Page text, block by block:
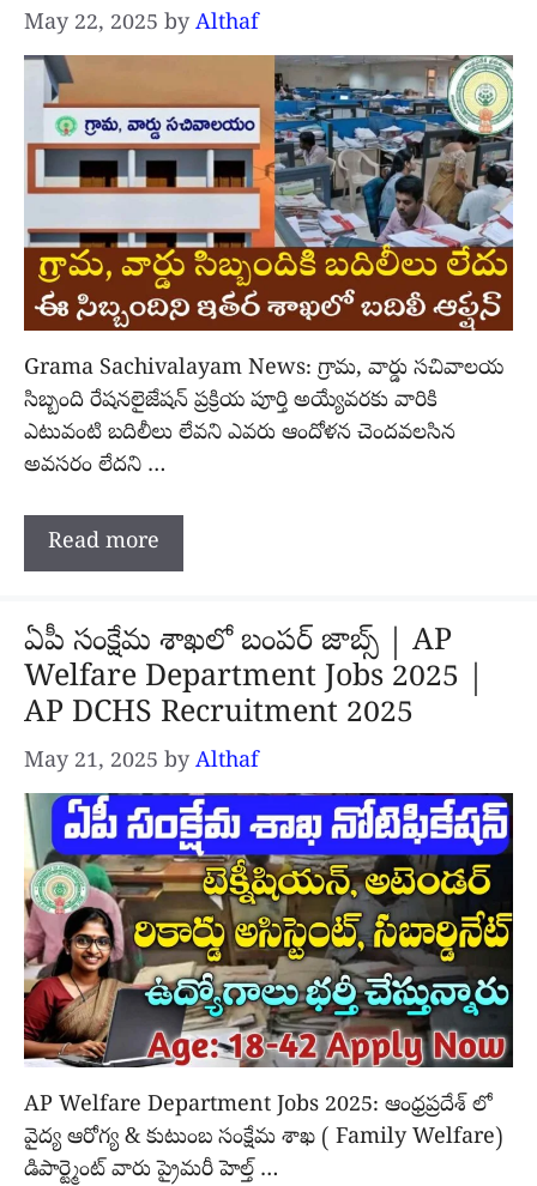
May 22, 2025 by Althaf
Grama Sachivalayam News: గ్రామ, వార్డు సచివాలయ
సిబ్బంది రేషనలైజేషన్ ప్రక్రియ పూర్తి అయ్యేవరకు వారికి
ఎటువంటి బదిలీలు లేవని ఎవరు ఆందోళన చెందవలసిన
అవసరం లేదని …
Read more
ఏపీ సంక్షేమ శాఖలో బంపర్ జాబ్స్ | AP
Welfare Department Jobs 2025 |
AP DCHS Recruitment 2025
May 21, 2025 by Althaf
AP Welfare Department Jobs 2025: ఆంధ్రప్రదేశ్ లో
వైద్య ఆరోగ్య & కుటుంబ సంక్షేమ శాఖ ( Family Welfare)
డిపార్ట్మెంట్ వారు ప్రైమరీ హెల్త్ …